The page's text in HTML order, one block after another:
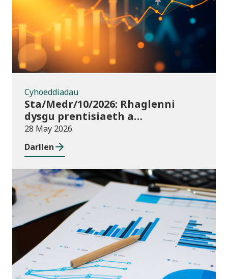
Cyhoeddiadau
Sta/Medr/10/2026: Rhaglenni
dysgu prentisiaeth a
ddechreuwyd: Tachwedd 2025 i
Ionawr 2026 (dros dro)
28 May 2026
Darllen
Cyhoeddiadau